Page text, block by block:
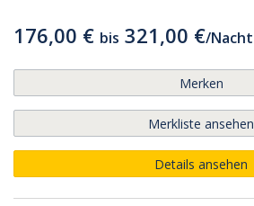
176,00 € bis 321,00 €/Nacht
Merken
Merkliste ansehen
Details ansehen